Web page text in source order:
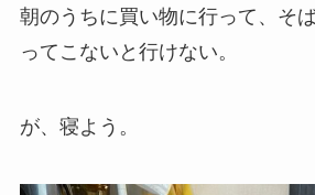
朝のうちに買い物に行って、そ
ってこないと行けない。
が、寝よう。